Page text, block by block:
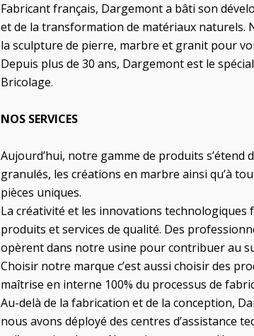
Fabricant français, Dargemont a bâti son
et de la transformation de matériaux naturels.
la sculpture de pierre, marbre et granit pour
Depuis plus de 30 ans, Dargemont est le
Bricolage.
NOS SERVICES
Aujourd’hui, notre gamme de produits
granulés, les créations en marbre ainsi qu’à
pièces uniques.
La créativité et les innovations technologiques
produits et services de qualité. Des
opèrent dans notre usine pour contribuer au
Choisir notre marque c’est aussi choisir des
maîtrise en interne 100% du processus de
Au-delà de la fabrication et de la conception,
nous avons déployé des centres d’assistance